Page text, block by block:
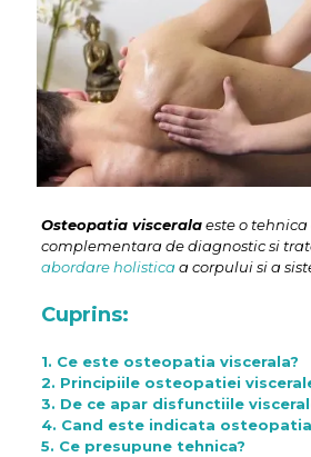
Osteopatia visceralaeste o
complementara de diagnostic si
abordare holisticaa corpului si a
Cuprins:
1. Ce este osteopatia viscerala?
2. Principiile osteopatiei
3. De ce apar disfunctiile
4. Cand este indicata osteopatia
5. Ce presupune tehnica?